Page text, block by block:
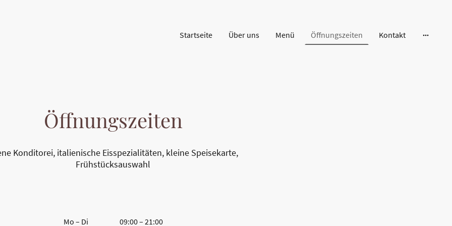
Startseite Über uns Menü Öffnungszeiten Kontakt
Öffnungszeiten
Konditorei, italienische Eisspezialitäten, kleine Speisekarte,
Frühstücksauswahl
Mo – Di 09:00– 21:00